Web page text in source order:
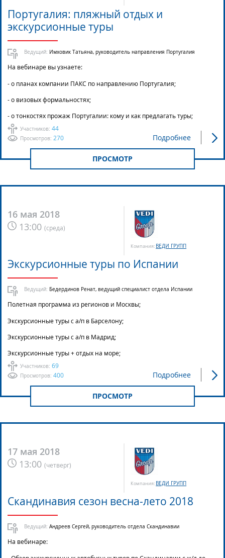
Участников: 44
Просмотров: 270
Португалия: пляжный отдых и
экскурсионные туры
Ведущий: Имховик Татьяна, руководитель направления Португалия
На вебинаре вы узнаете:
- о планах компании ПАКС по направлению Португалия;
- о визовых формальностях;
- о тонкостях прожаж Португалии: кому и как предлагать туры;
Подробнее
ПРОСМОТР
16 мая 2018
13:00 (среда)
Компания: ВЕДИ ГРУПП
Участников: 69
Просмотров: 400
Экскурсионные туры по Испании
Ведущий: Бедердинов Ренат, ведущий специалист отдела Испании
Полетная программа из регионов и Москвы;
Экскурсионные туры с а/п в Барселону;
Экскурсионные туры с а/п в Мадрид;
Экскурсионные туры + отдых на море;
Подробнее
ПРОСМОТР
17 мая 2018
13:00 (четверг)
Компания: ВЕДИ ГРУПП
Скандинавия сезон весна-лето 2018
Ведущий: Андреев Сергей, руководитель отдела Скандинавии
На вебинаре: